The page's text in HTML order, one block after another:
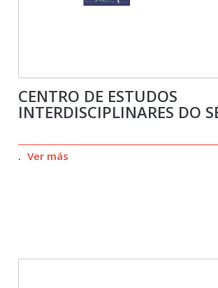
CENTRO DE ESTUDOS
INTERDISCIPLINARES DO
. Ver más